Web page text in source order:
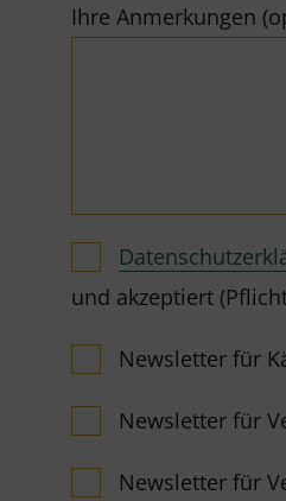
Ihre Anmerkungen
und akzeptiert
Newsletter für
Newsletter für
Newsletter für